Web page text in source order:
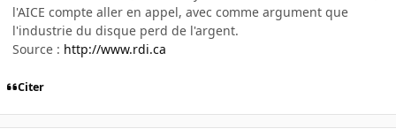
l'AICE compte aller en appel, avec comme argument que
l'industrie du disque perd de l'argent.
Source : http://www.rdi.ca
Citer